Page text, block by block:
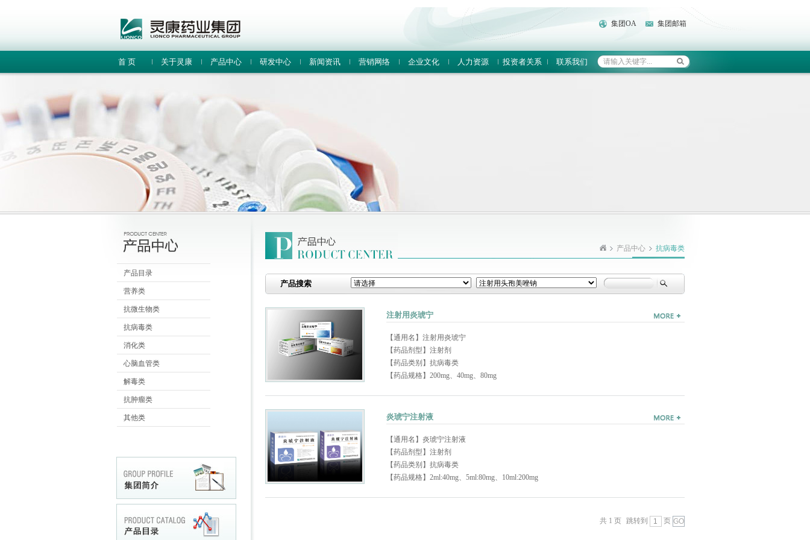
集团OA 集团邮箱
首 页 关于灵康 产品中心 研发中心 新闻资讯 营销网络 企业文化 人力资源 投资者关系 联系我们
产品目录
营养类
抗微生物类
抗病毒类
消化类
心脑血管类
解毒类
抗肿瘤类
其他类
产品中心 抗病毒类
产品搜索
注射用炎琥宁
【通用名】 注射用炎琥宁
【药品剂型】 注射剂
【药品类别】 抗病毒类
【药品规格】 200mg、40mg、80mg
炎琥宁注射液
【通用名】 炎琥宁注射液
【药品剂型】 注射剂
【药品类别】 抗病毒类
【药品规格】 2ml:40mg、5ml:80mg、10ml:200mg
共 1 页 跳转到 页